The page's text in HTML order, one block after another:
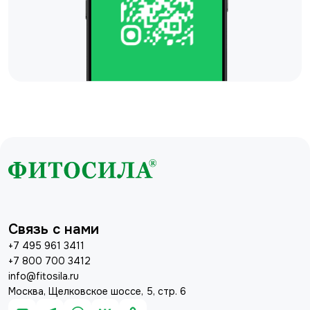
Связь с нами
+7 495 961 3411
+7 800 700 3412
info@fitosila.ru
Москва, Щелковское шоссе, 5, стр. 6